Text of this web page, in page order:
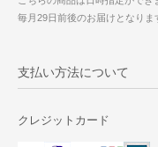
毎月29日前後のお届けとなりま
支払い方法について
クレジットカード